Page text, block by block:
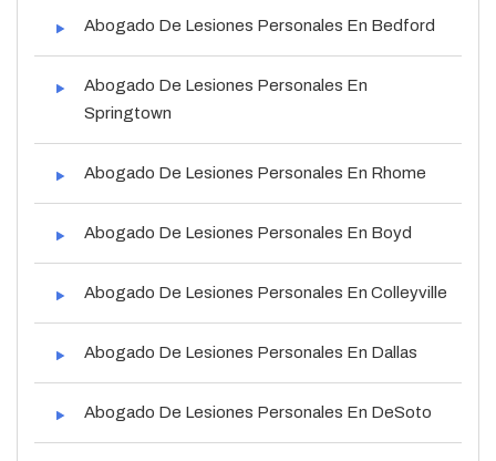
Abogado De Lesiones Personales En Bedford
Abogado De Lesiones Personales En
Springtown
Abogado De Lesiones Personales En Rhome
Abogado De Lesiones Personales En Boyd
Abogado De Lesiones Personales En Colleyville
Abogado De Lesiones Personales En Dallas
Abogado De Lesiones Personales En DeSoto